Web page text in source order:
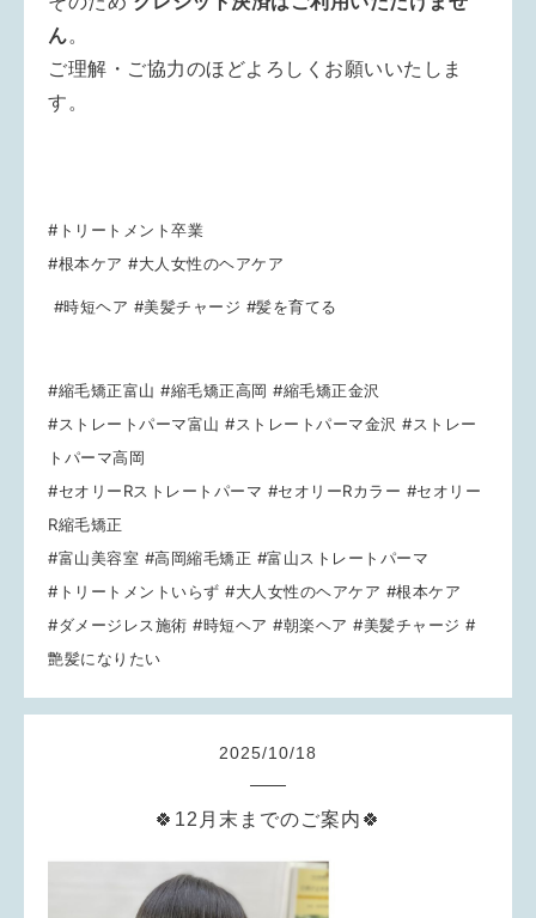
ん。
ご理解・ご協力のほどよろしくお願いいたしま
す。
#トリートメント卒業
#根本ケア #大人女性のヘアケア
#時短ヘア #美髪チャージ #髪を育てる
#縮毛矯正富山 #縮毛矯正高岡 #縮毛矯正金沢
#ストレートパーマ富山 #ストレートパーマ金沢 #ストレー
トパーマ高岡
#セオリーRストレートパーマ #セオリーRカラー #セオリー
R縮毛矯正
#富山美容室 #高岡縮毛矯正 #富山ストレートパーマ
#トリートメントいらず #大人女性のヘアケア #根本ケア
#ダメージレス施術 #時短ヘア #朝楽ヘア #美髪チャージ #
艶髪になりたい
2025/10/18
🍀12月末までのご案内🍀